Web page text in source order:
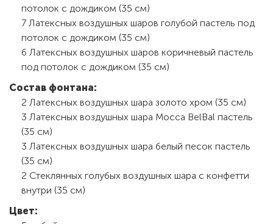
потолок с дождиком (35 см)
7 Латексных воздушных шаров голубой пастель под
потолок с дождиком (35 см)
6 Латексных воздушных шаров коричневый пастель
под потолок с дождиком (35 см)
Состав фонтана:
2 Латексных воздушных шара золото хром (35 см)
3 Латексных воздушных шара Mocca BelBal пастель
(35 см)
3 Латексных воздушных шара белый песок пастель
(35 см)
2 Стеклянных голубых воздушных шара с конфетти
внутри (35 см)
Цвет: